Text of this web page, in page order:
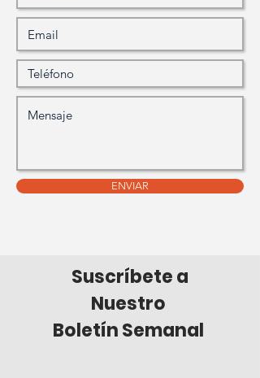
ENVIAR
Suscríbete a
Nuestro
Boletín Semanal